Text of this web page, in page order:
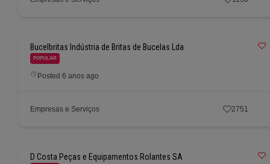
Bucelbritas Indústria de Britas de Bucelas Lda
POPULAR
Posted 6 anos ago
Empresas e Serviços 2751
D Costa Peças e Equipamentos Rolantes SA